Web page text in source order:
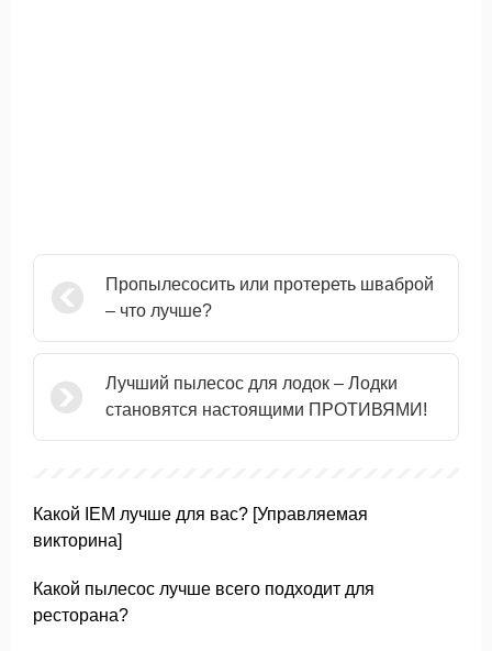
Пропылесосить или протереть шваброй
– что лучше?
Лучший пылесос для лодок – Лодки
становятся настоящими ПРОТИВЯМИ!
Какой IEM лучше для вас? [Управляемая
викторина]
Какой пылесос лучше всего подходит для
ресторана?